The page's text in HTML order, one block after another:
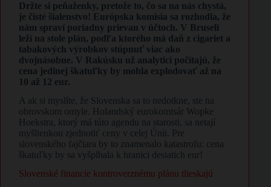
Držte si peňaženky, pretože to, čo sa na nás chystá,
je čisté šialenstvo! Európska komisia sa rozhodla, že
nám spraví poriadny prievan v účtoch. V Bruseli
leží na stole plán, podľa ktorého má daň z cigariet a
tabakových výrobkov stúpnuť viac ako
dvojnásobne. V Rakúsku už analytici počítajú, že
cena jedinej škatuľky by mohla explodovať až na
10 až 12 eur.
A ak si myslíte, že Slovenska sa to nedotkne, ste na
obrovskom omyle. Holandský eurokomisár Wopke
Hoekstra, ktorý má túto agendu na starosti, sa netají
myšlienkou zjednotiť ceny v celej Únii. Pre
slovenského fajčiara by to znamenalo katastrofu: cena
škatuľky by sa vyšplhala k hranici desiatich eur!
Slovenské financie kontroverznému plánu tlieskajú